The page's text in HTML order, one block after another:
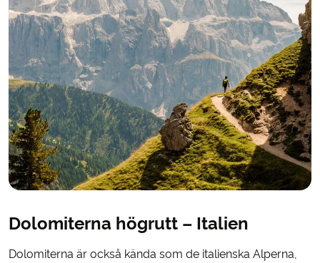
Dolomiterna högrutt – Italien
Dolomiterna är också kända som de italienska Alperna,